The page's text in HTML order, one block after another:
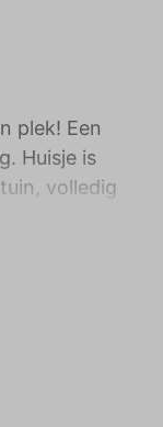
plek! Een
Huisje is
volledig
prima.